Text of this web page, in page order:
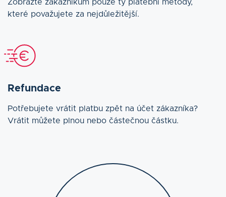
Zobrazte zákazníkům pouze ty platební metody,
které považujete za nejdůležitější.
Refundace
Potřebujete vrátit platbu zpět na účet zákazníka?
Vrátit můžete plnou nebo částečnou částku.